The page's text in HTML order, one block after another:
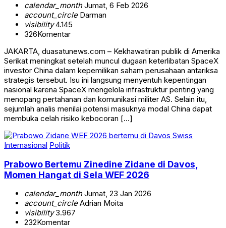
calendar_monthJumat, 6 Feb 2026
account_circleDarman
visibility4.145
326Komentar
JAKARTA, duasatunews.com – Kekhawatiran publik di Amerika
Serikat meningkat setelah muncul dugaan keterlibatan SpaceX
investor China dalam kepemilikan saham perusahaan antariksa
strategis tersebut. Isu ini langsung menyentuh kepentingan
nasional karena SpaceX mengelola infrastruktur penting yang
menopang pertahanan dan komunikasi militer AS. Selain itu,
sejumlah analis menilai potensi masuknya modal China dapat
membuka celah risiko kebocoran […]
Internasional Politik
Prabowo Bertemu Zinedine Zidane di Davos,
Momen Hangat di Sela WEF 2026
calendar_monthJumat, 23 Jan 2026
account_circleAdrian Moita
visibility3.967
232Komentar